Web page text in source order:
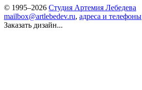
© 1995–2026 Студия Артемия Лебедева
mailbox@artlebedev.ru, адреса и телефоны
Заказать дизайн...